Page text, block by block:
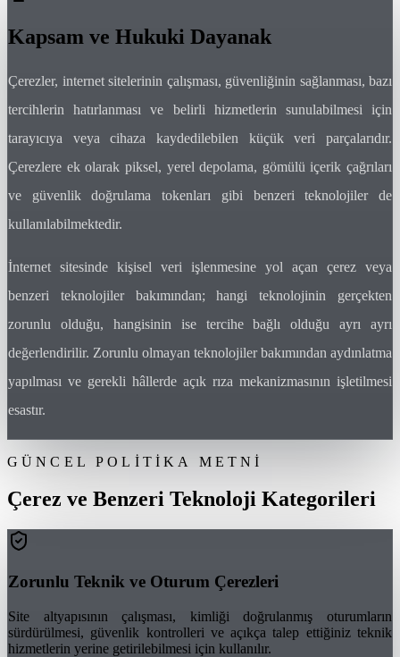
Kapsam ve Hukuki Dayanak
Çerezler, internet sitelerinin çalışması, güvenliğinin sağlanması, bazı
tercihlerin hatırlanması ve belirli hizmetlerin sunulabilmesi için
tarayıcıya veya cihaza kaydedilebilen küçük veri parçalarıdır.
Çerezlere ek olarak piksel, yerel depolama, gömülü içerik çağrıları
ve güvenlik doğrulama tokenları gibi benzeri teknolojiler de
kullanılabilmektedir.
İnternet sitesinde kişisel veri işlenmesine yol açan çerez veya
benzeri teknolojiler bakımından; hangi teknolojinin gerçekten
zorunlu olduğu, hangisinin ise tercihe bağlı olduğu ayrı ayrı
değerlendirilir. Zorunlu olmayan teknolojiler bakımından aydınlatma
yapılması ve gerekli hâllerde açık rıza mekanizmasının işletilmesi
esastır.
GÜNCEL POLITIKA METNI
Çerez ve Benzeri Teknoloji Kategorileri
Zorunlu Teknik ve Oturum Çerezleri
Site altyapısının çalışması, kimliği doğrulanmış oturumların
sürdürülmesi, güvenlik kontrolleri ve açıkça talep ettiğiniz teknik
hizmetlerin yerine getirilebilmesi için kullanılır.